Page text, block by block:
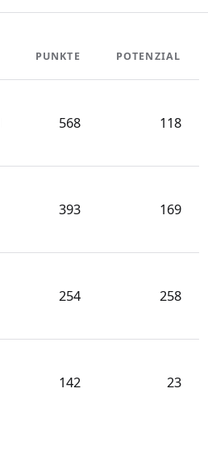
PUNKTE POTENZIAL
568 118
393 169
254 258
142 23